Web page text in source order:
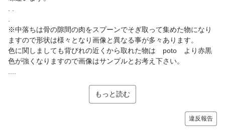
※中落ちは骨の隙間の肉をスプーンでそぎ取って集めた物になり
ますので形状は様々となり画像と異なる事が多々あります。
色に関しましても背びれの近くから取れた物は poto より赤黒
色が強くなりますので画像はサンプルとお考え下さい。
もっと読む
違反報告